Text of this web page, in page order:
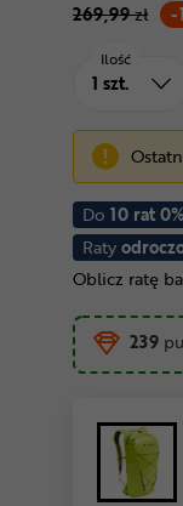
-
269,99zł
Do 10 rat 0%
Raty
Oblicz ratę
Ilość
239